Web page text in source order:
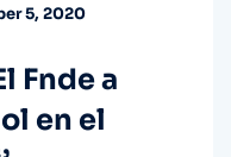
5, 2020
Fnde a
en el